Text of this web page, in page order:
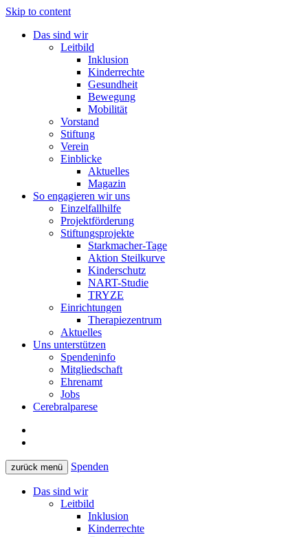
Skip to content
Das sind wir
Leitbild
Inklusion
Kinderrechte
Gesundheit
Bewegung
Mobilität
Vorstand
Stiftung
Verein
Einblicke
Aktuelles
Magazin
So engagieren wir uns
Einzelfallhilfe
Projektförderung
Stiftungsprojekte
Starkmacher-Tage
Aktion Steilkurve
Kinderschutz
NART-Studie
TRYZE
Einrichtungen
Therapiezentrum
Aktuelles
Uns unterstützen
Spendeninfo
Mitgliedschaft
Ehrenamt
Jobs
Cerebralparese
zurück menü Spenden
Das sind wir
Leitbild
Inklusion
Kinderrechte